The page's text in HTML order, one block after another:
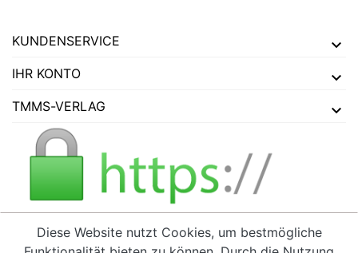
KUNDENSERVICE
IHR KONTO
TMMS-VERLAG
Diese Website nutzt Cookies, um bestmögliche